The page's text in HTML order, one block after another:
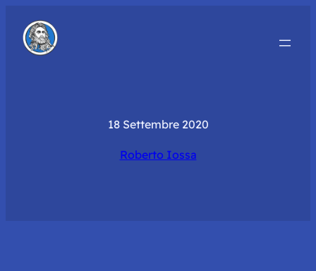
18 Settembre 2020
Roberto Iossa